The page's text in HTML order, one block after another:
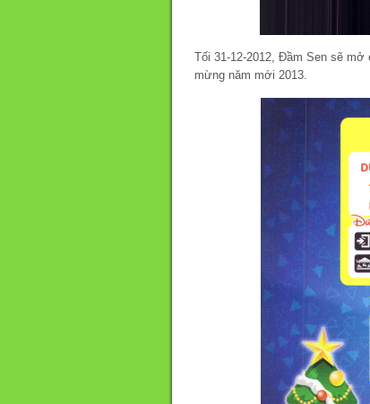
Tối 31-12-2012, Đầm Sen sẽ mở
mừng năm mới 2013.